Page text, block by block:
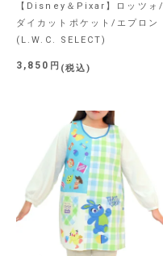
【Disney＆Pixar】ロッツォ/
ダイカットポケット/エプロン
(L.W.C. SELECT)
3,850 税込